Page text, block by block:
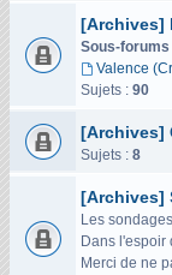
[Archives]
Sous-forums
Valence
Sujets : 90
[Archives]
Sujets : 8
[Archives]
Les
Dans l'espoir
Merci de ne